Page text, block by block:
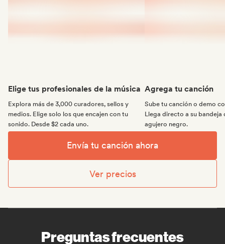
Elige tus profesionales de la música
Explora más de 3,000 curadores, sellos y
medios. Elige solo los que encajen con tu
sonido. Desde $2 cada uno.
Agrega tu canción
Sube tu canción o demo
Llega directo a su bandeja
agujero negro.
Envía tu canción ahora
Ver precios
Preguntas frecuentes